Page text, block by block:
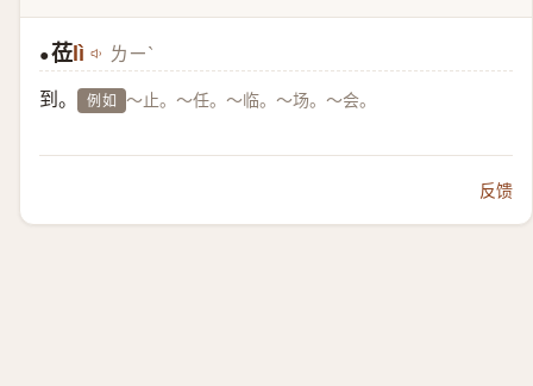
●莅 lì ㄌㄧˋ
到。 例如 ～止。～任。～临。～场。～会。
反馈